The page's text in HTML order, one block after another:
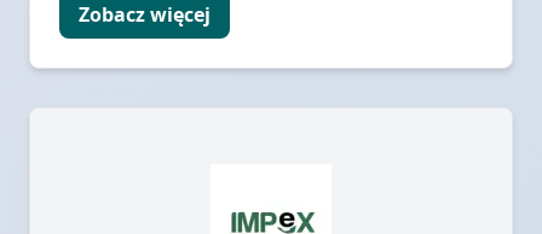
Zobacz więcej